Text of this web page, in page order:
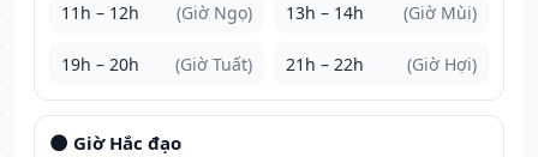
11h – 12h (Giờ Ngọ) 13h – 14h (Giờ Mùi)
19h – 20h (Giờ Tuất) 21h – 22h (Giờ Hợi)
🌑 Giờ Hắc đạo